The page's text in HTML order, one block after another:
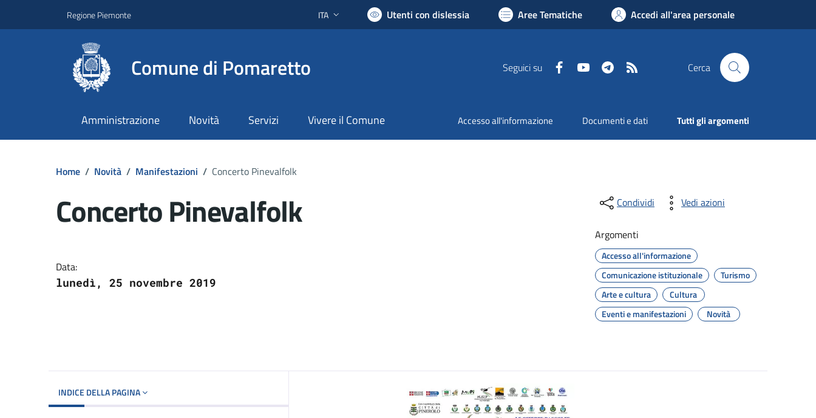
Regione Piemonte Lingua attiva:
ITA Utenti con dislessia Aree Tematiche Accedi all'area personale
Comune di Pomaretto Seguici su FacebookYouTube Telegram Cerca
Amministrazione Novità Servizi Vivere il Comune Accesso all'informazione Documenti e dati Tutti gli argomenti
Home / Novità / Manifestazioni / Concerto Pinevalfolk
Concerto Pinevalfolk
Data:
lunedì, 25 novembre 2019
Condividi Vedi azioni
Argomenti
Accesso all'informazione
Comunicazione istituzionale
Turismo
Arte e cultura
Cultura
Eventi e manifestazioni
Novità
INDICE DELLA PAGINA